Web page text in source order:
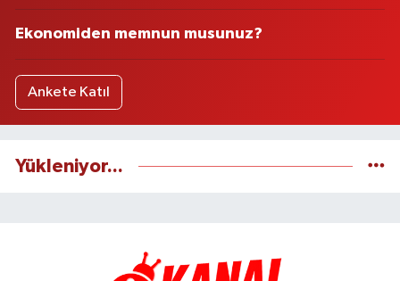
Ekonomiden memnun musunuz?
Ankete Katıl
Yükleniyor...